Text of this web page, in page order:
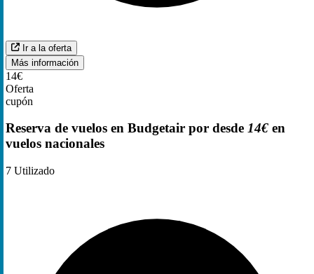
Ir a la oferta
Más información
14€
Oferta
cupón
Reserva de vuelos en Budgetair por desde 14€ en
vuelos nacionales
7 Utilizado